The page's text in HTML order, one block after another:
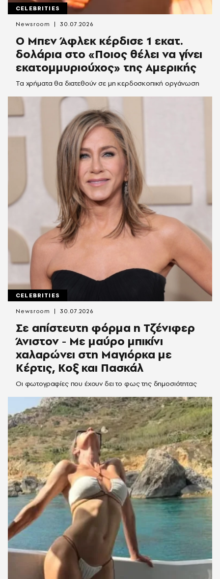
CELEBRITIES
Ο Μπεν Άφλεκ κέρδισε 1 εκατ.
δολάρια στο «Ποιος θέλει να γίνει
εκατομμυριούχος» της Αμερικής
Τα χρήματα θα διατεθούν σε μη κερδοσκοπική οργάνωση
Newsroom 30.07.2026
CELEBRITIES
Σε απίστευτη φόρμα η Τζένιφερ
Άνιστον - Με μαύρο μπικίνι
χαλαρώνει στη Μαγιόρκα με
Κέρτις, Κοξ και Πασκάλ
Οι φωτογραφίες που έχουν δει το φως της δημοσιότητας
Newsroom 30.07.2026